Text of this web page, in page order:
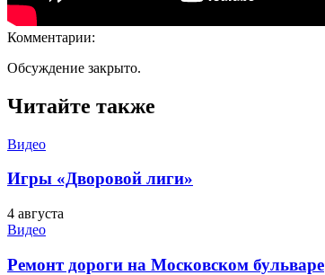
Комментарии:
Обсуждение закрыто.
Читайте также
Видео
Игры «Дворовой лиги»
4 августа
Видео
Ремонт дороги на Московском бульваре